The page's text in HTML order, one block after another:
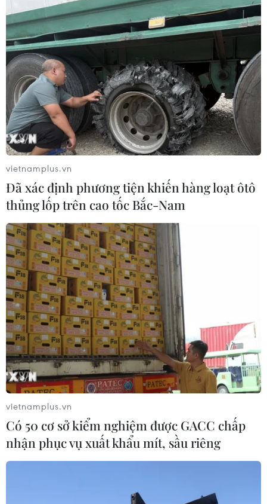
Bộ Y tế cho biết, thực hiện chỉ đạo của Thủ tướng “thần
tốc chống dịch,” Bộ Y tế đã huy động tổng lực trợ giúp
Hải Dương phòng chống dịch bệnh COVID-19.
vietnamplus.vn
Đã xác định phương tiện khiến hàng loạt ôtô
thủng lốp trên cao tốc Bắc-Nam
vietnamplus.vn
Có 50 cơ sở kiểm nghiệm được GACC chấp
nhận phục vụ xuất khẩu mít, sầu riêng